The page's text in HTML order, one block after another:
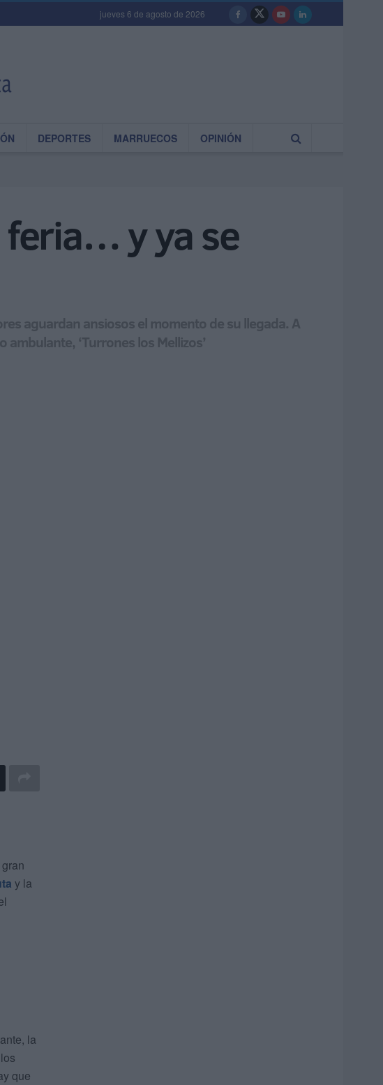
jueves 6 de agosto de 2026
DEPORTES MARRUECOS OPINIÓN
feria… y ya se
aguardan ansiosos el momento de su llegada. A
‘Turrones los Mellizos’
y la
la
que